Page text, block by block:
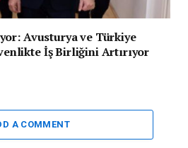
Avusturya ve Türkiye
İş Birliğini Artırıyor
A COMMENT